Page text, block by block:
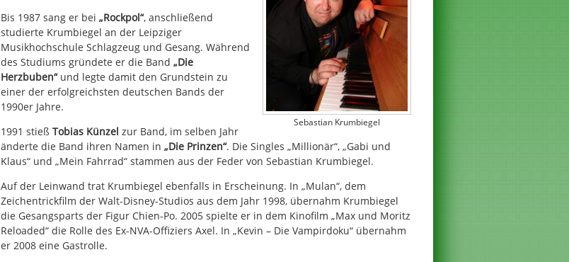
Sebastian Krumbiegel
Bis 1987 sang er bei „Rockpol“, anschließend
studierte Krumbiegel an der Leipziger
Musikhochschule Schlagzeug und Gesang. Während
des Studiums gründete er die Band „Die
Herzbuben“und legte damit den Grundstein zu
einer der erfolgreichsten deutschen Bands der
1990er Jahre.
1991 stieß Tobias Künzel zur Band, im selben Jahr
änderte die Band ihren Namen in „Die Prinzen“. Die Singles „Millionär“, „Gabi und
Klaus“ und „Mein Fahrrad“ stammen aus der Feder von Sebastian Krumbiegel.
Auf der Leinwand trat Krumbiegel ebenfalls in Erscheinung. In „Mulan“, dem
Zeichentrickfilm der Walt-Disney-Studios aus dem Jahr 1998, übernahm Krumbiegel
die Gesangsparts der Figur Chien-Po. 2005 spielte er in dem Kinofilm „Max und Moritz
Reloaded“ die Rolle des Ex-NVA-Offiziers Axel. In „Kevin – Die Vampirdoku“ übernahm
er 2008 eine Gastrolle.